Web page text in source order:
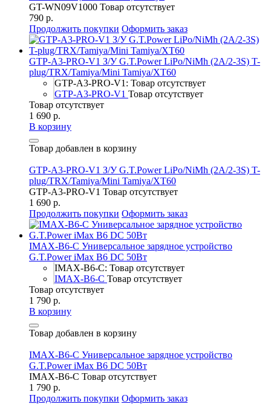
GT-WN09V1000 Товар отсутствует
790 р.
Продолжить покупки Оформить заказ
GTP-A3-PRO-V1 З/У G.T.Power LiPo/NiMh (2A/2-3S) T-
plug/TRX/Tamiya/Mini Tamiya/XT60
GTP-A3-PRO-V1: Товар отсутствует
GTP-A3-PRO-V1 Товар отсутствует
Товар отсутствует
1 690 р.
В корзину
Товар добавлен в корзину
GTP-A3-PRO-V1 З/У G.T.Power LiPo/NiMh (2A/2-3S) T-
plug/TRX/Tamiya/Mini Tamiya/XT60
GTP-A3-PRO-V1 Товар отсутствует
1 690 р.
Продолжить покупки Оформить заказ
IMAX-B6-C Универсальное зарядное устройство
G.T.Power iMax B6 DC 50Вт
IMAX-B6-C: Товар отсутствует
IMAX-B6-C Товар отсутствует
Товар отсутствует
1 790 р.
В корзину
Товар добавлен в корзину
IMAX-B6-C Универсальное зарядное устройство
G.T.Power iMax B6 DC 50Вт
IMAX-B6-C Товар отсутствует
1 790 р.
Продолжить покупки Оформить заказ